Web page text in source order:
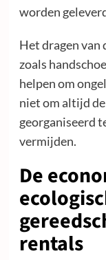
worden
Het dragen van
zoals
helpen om
niet om altijd
georganiseerd
vermijden.
De
rentals